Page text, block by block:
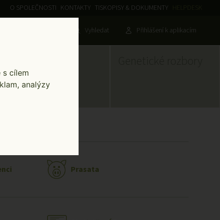
cílem
analýzy
O SPOLEČNOSTI KONTAKTY TISKOPISY & DOKUMENTY
SearchVyhledat Přihlášení k aplikacím
Prasata